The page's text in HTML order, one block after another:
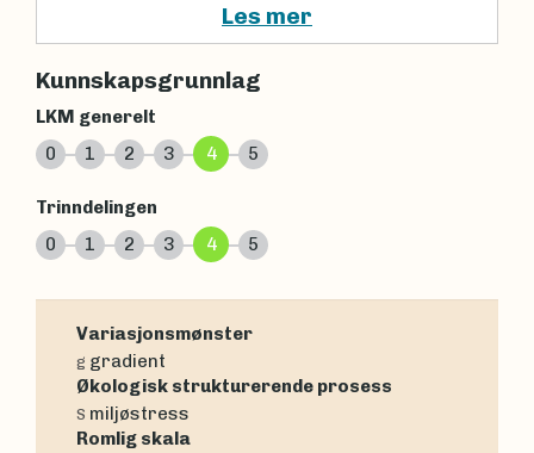
Les mer
Kunnskapsgrunnlag
LKM generelt
0
1 2 3 4 5
Trinndelingen
0
1 2 3 4 5
Variasjonsmønster
g gradient
Økologisk strukturerende prosess
S miljøstress
Romlig skala